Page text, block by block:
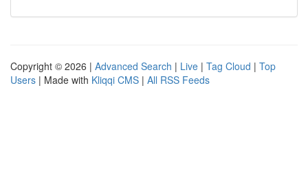
Copyright © 2026 | Advanced Search | Live | Tag Cloud | Top
Users | Made with Kliqqi CMS | All RSS Feeds